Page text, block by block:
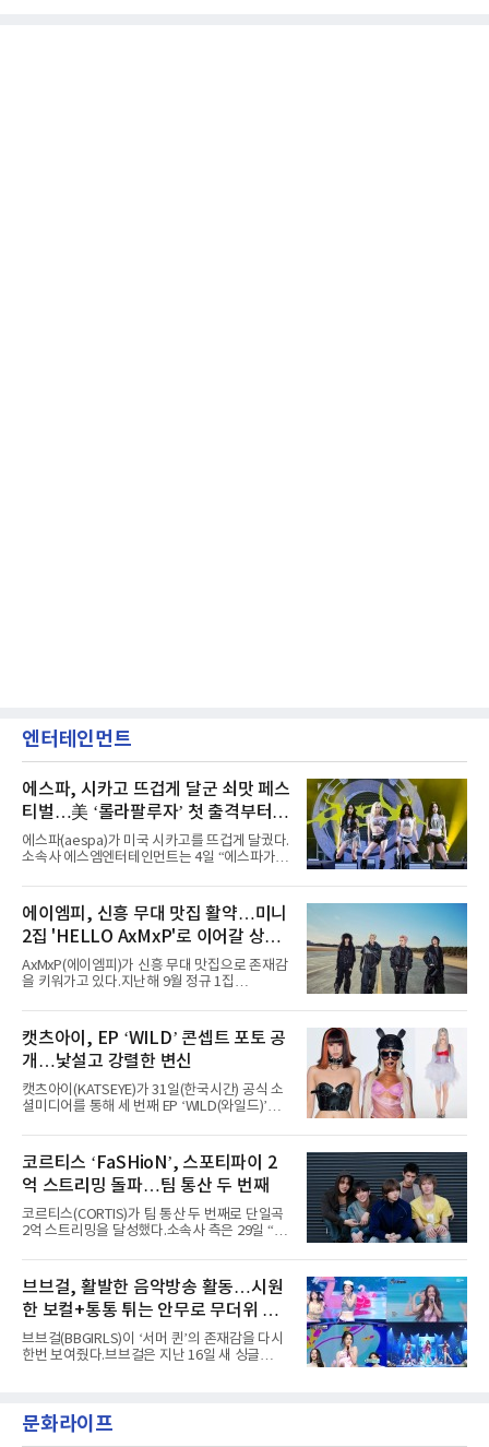
엔터테인먼트
에스파, 시카고 뜨겁게 달군 쇠맛 페스
티벌…美 ‘롤라팔루자’ 첫 출격부터
증명한 존재감
에스파(aespa)가 미국 시카고를 뜨겁게 달궜다.
소속사 에스엠엔터테인먼트는 4일 “에스파가
서 열린 ‘롤라팔루자 시카고’(Lollapalooza
Chicago)의 알리안츠 스테이지에 올랐다”며
“총 14곡으로 구성된 세트리스트를 선사, 데뷔 7
년 차다운 노련한 무대 매너와 파워풀한 에너지
로 현장의 분위기를 압도했다”고 밝혔다.1991
년 시작된 ‘롤라팔루자’는 8개 스테이지, 170여
팀의 아티스트와 40만 명 이상의 관객이 운집하
코르티스 등 K팝 스타들이 출연진 명단에 이름
을 올렸다.이날 에스파는
에이엠피, 신흥 무대 맛집 활약…미니
2집 'HELLO AxMxP'로 이어갈 상승
세
AxMxP(에이엠피)가 신흥 무대 맛집으로 존재감
을 키워가고 있다.지난해 9월 정규 1집
AxMxP는 데뷔 전부터 버스킹과 각종 페스티벌,
공연 무대에 오르며 실전 경험을 쌓아왔다.이들
은 소속사 패밀리 콘서트를 비롯해 '뷰티풀 민트
라이프 2025', '2025 부산국제록페스티벌' 등 대
형 무대에 잇달아 출연해 당찬 에너지와 풋풋한
매력으로 음악팬들의 눈도장을 찍었다.이후
AxMxP는 '카운트다운 판타지 2025-2026',
정적인 실력을 입증했고, 올해 '2026 어썸뮤직
페스티벌', '뷰티풀 민트 라이프 2026', '2026
캣츠아이, EP ‘WILD’ 콘셉트 포토 공
개…낯설고 강렬한 변신
캣츠아이(KATSEYE)가 31일(한국시간) 공식 소
셜미디어를 통해 세 번째 EP ‘WILD(와일드)’의
heart(와일드 하트)’라는 제목이 붙은 콘셉트 포
토에는 멤버들의 본능적이고 야성적인 면모가
강렬하게 담겼다. 짙은 아이섀도와 푸른빛·금빛·
붉은빛의 컬러 렌즈가 비현실적인 분위기를 자
아내고, 여러 원색이 불규칙하게 뒤섞인 멀티컬
러 헤어와 과감한 블루·블랙 립 메이크업이 낯설
고도 매혹적인 비주얼을 완성했다.스타일링 역
엣을 거침없이 결합했다. 멤버들은 각기 다른 개
성을 살린 스타일링을 선
코르티스 ‘FaSHioN’, 스포티파이 2
억 스트리밍 돌파…팀 통산 두 번째
코르티스(CORTIS)가 팀 통산 두 번째로 단일곡
2억 스트리밍을 달성했다.소속사 측은 29일 “코
벌 오디오·음원 스트리밍 플랫폼 스포티파이에
서 27일 자로 누적 재생 수 2억 회를 돌파했
다”고 밝혔다.곡이 발표된 지 약 10개월 만이다.
팀의 첫 번째 2억 스트리밍 곡은 동일 음반에 수
록된 ‘GO!’다. 이 노래는 공개 약 9개월 만인 지
난달 26일 자에 2억 고지를 밟았다. 이는 최근 5
년 내 데뷔한 보이그룹의 곡 중 최단기 2억 달성
했다. “내 티, 5 bucks 바지는, 만원” 등 멤버들
의 라이프 스타일
브브걸, 활발한 음악방송 활동…시원
한 보컬+통통 튀는 안무로 무더위 사
냥
브브걸(BBGIRLS)이 ‘서머 퀸’의 존재감을 다시
한번 보여줬다.브브걸은 지난 16일 새 싱글
MBC '쇼! 음악중심', SBS '인기가요' 등 주요 음
악방송 무대에 올라 화려한 퍼포먼스를 펼쳤다.
문화라이프